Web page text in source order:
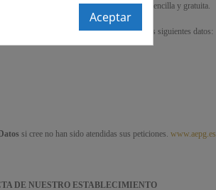
en cualquier momento, de forma sencilla y gratuita.
34/2002. Para ello es necesario aportar los siguientes datos:
si cree no han sido atendidas sus peticiones. www.aepg.es
DE NUESTRO ESTABLECIMIENTO
Aceptar